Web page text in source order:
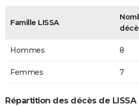
Famille LISSA
Hommes 8
Femmes 7
Répartition des décès de